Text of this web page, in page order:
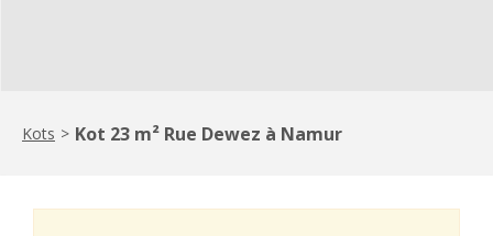
Kots > Kot 23 m² Rue Dewez à Namur